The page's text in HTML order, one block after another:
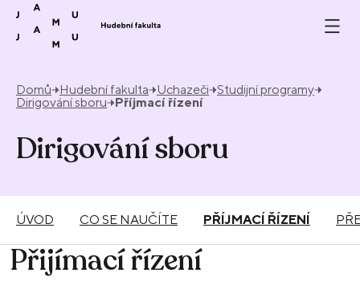
Přeskočit na obsah
Domů Hudební fakulta Uchazeči Studijní programy
Dirigování sboru
Příjmací řízení
Dirigování sboru
ÚVOD CO SE NAUČÍTE PŘÍJMACÍ ŘÍZENÍ
Přijímací řízení